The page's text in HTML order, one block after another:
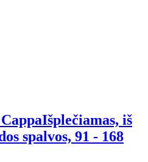
Išplečiamas, iš
spalvos, 91 - 168